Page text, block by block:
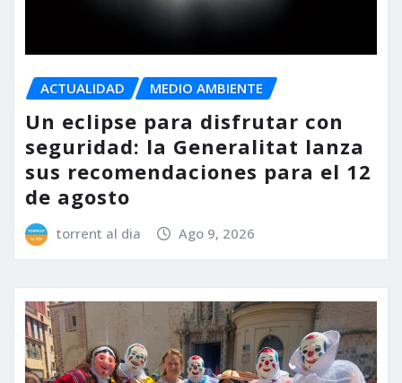
ACTUALIDAD MEDIO AMBIENTE
Un eclipse para disfrutar con
seguridad: la Generalitat lanza
sus recomendaciones para el 12
de agosto
torrent al dia Ago 9, 2026